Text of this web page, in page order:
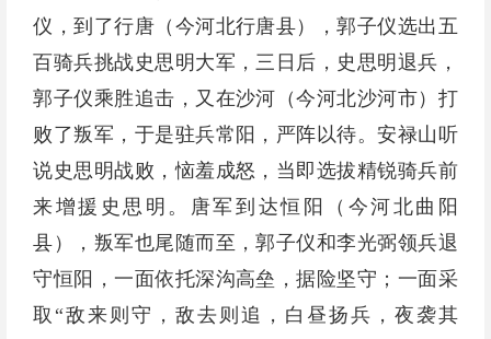
仪，到了行唐（今河北行唐县），郭子仪选出五
百骑兵挑战史思明大军，三日后，史思明退兵，
郭子仪乘胜追击，又在沙河（今河北沙河市）打
败了叛军，于是驻兵常阳，严阵以待。安禄山听
说史思明战败，恼羞成怒，当即选拔精锐骑兵前
来增援史思明。唐军到达恒阳（今河北曲阳
县），叛军也尾随而至，郭子仪和李光弼领兵退
守恒阳，一面依托深沟高垒，据险坚守；一面采
取“敌来则守，敌去则追，白昼扬兵，夜袭其